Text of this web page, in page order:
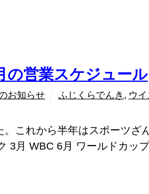
の営業スケジュール
お知らせ ふじくらでんき ウ
。これから半年はスポーツざ
ク 3月 WBC 6月 ワールドカ